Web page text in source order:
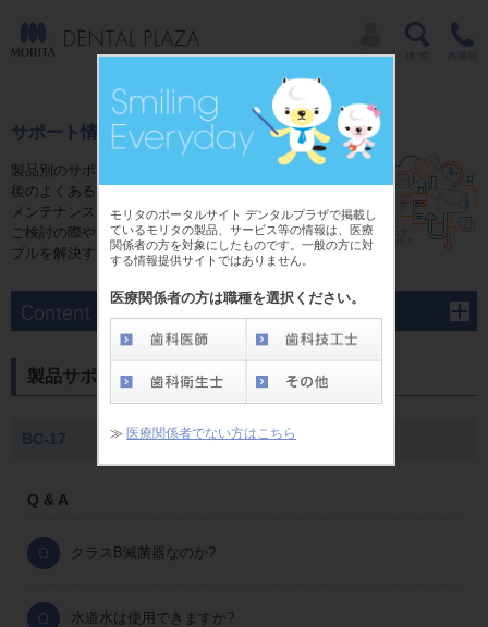
モリタのポータルサイト デンタルプラザで掲載し
ているモリタの製品、サービス等の情報は、医療
関係者の方を対象にしたものです。一般の方に対
する情報提供サイトではありません。
医療関係者の方は職種を選択ください。
≫ 医療関係者でない方はこちら
サポート情報
製品別のサポートページでは、ご購入前やご購入
後のよくあるご質問にお答えするFAQ、修理、
メンテナンスに関する情報をご用意しています。
ご検討の際や、ご購入後のさまさまな疑問やトラ
ブルを解決する為にご活用ください。
製品サポート
BC-17
Q & A
クラスB滅菌器なのか?
水道水は使用できますか?